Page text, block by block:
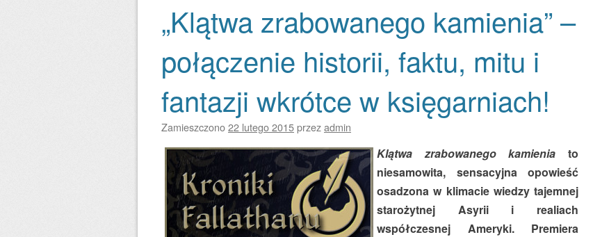
„Klątwa zrabowanego kamienia” –
połączenie historii, faktu, mitu i
fantazji wkrótce w księgarniach!
Zamieszczono22 lutego 2015przezadmin
Klątwa zrabowanego kamienia to
niesamowita, sensacyjna opowieść
osadzona w klimacie wiedzy tajemnej
starożytnej Asyrii i realiach
współczesnej Ameryki. Premiera